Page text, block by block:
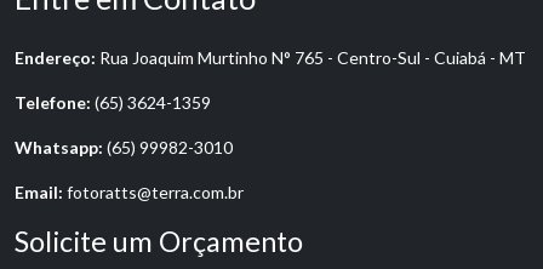
Endereço: Rua Joaquim Murtinho N° 765 - Centro-Sul - Cuiabá - MT
Telefone: (65) 3624-1359
Whatsapp: (65) 99982-3010
Email: fotoratts@terra.com.br
Solicite um Orçamento